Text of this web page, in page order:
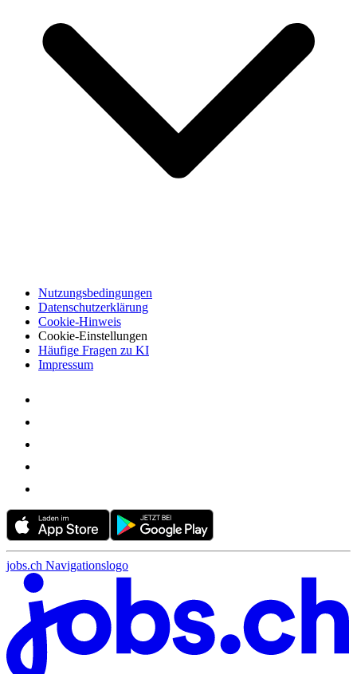
Nutzungsbedingungen
Datenschutzerklärung
Cookie-Hinweis
Cookie-Einstellungen
Häufige Fragen zu KI
Impressum
jobs.ch Navigationslogo